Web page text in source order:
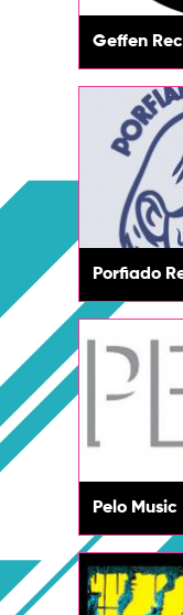
Geffen
Porfiado
Pelo Music